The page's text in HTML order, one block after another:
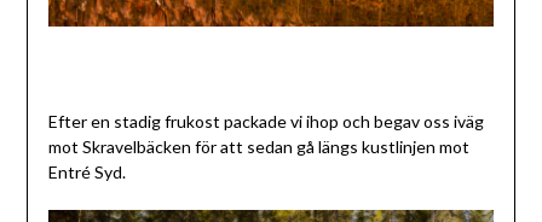
Efter en stadig frukost packade vi ihop och begav oss iväg
mot Skravelbäcken för att sedan gå längs kustlinjen mot
Entré Syd.